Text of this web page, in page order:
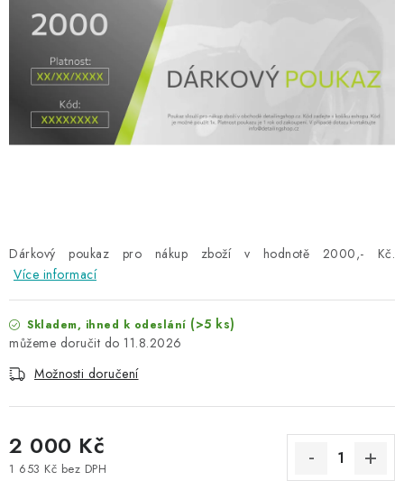
ČLÁNKY
NAŠE SLUŽBY
KONTAKTY
Věrnostní program
Podmínky ochrany osobních údajů
Mapa serveru
Dárkový poukaz pro nákup zboží v hodnotě 2000,- Kč.
Více informací
Skladem, ihned k odeslání (>5 ks)
11.8.2026
Možnosti doručení
2 000 Kč
1 653 Kč bez DPH